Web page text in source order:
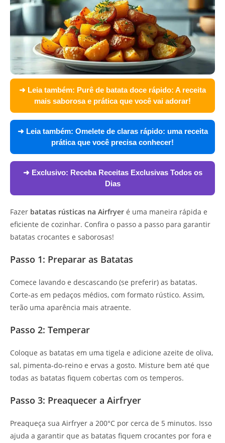
➜ Leia também: Purê de batata doce rápido: A receita
mais saborosa e prática que você vai adorar!
➜ Leia também: Omelete de claras rápido: uma receita
prática que você precisa conhecer!
➜ Exclusivo: Receba Receitas Exclusivas Todos os
Dias
Fazer batatas rústicas na Airfryer é uma maneira rápida e
eficiente de cozinhar. Confira o passo a passo para garantir
batatas crocantes e saborosas!
Passo 1: Preparar as Batatas
Comece lavando e descascando (se preferir) as batatas.
Corte-as em pedaços médios, com formato rústico. Assim,
terão uma aparência mais atraente.
Passo 2: Temperar
Coloque as batatas em uma tigela e adicione azeite de oliva,
sal, pimenta-do-reino e ervas a gosto. Misture bem até que
todas as batatas fiquem cobertas com os temperos.
Passo 3: Preaquecer a Airfryer
Preaqueça sua Airfryer a 200°C por cerca de 5 minutos. Isso
ajuda a garantir que as batatas fiquem crocantes por fora e